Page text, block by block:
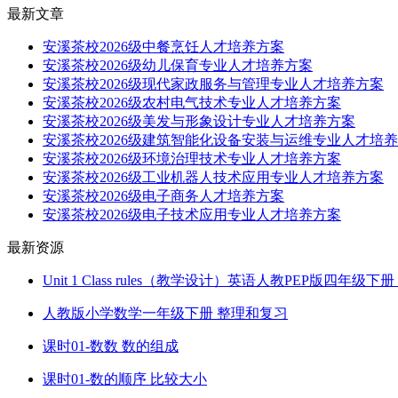
最新文章
安溪茶校2026级中餐烹饪人才培养方案
安溪茶校2026级幼儿保育专业人才培养方案
安溪茶校2026级现代家政服务与管理专业人才培养方案
安溪茶校2026级农村电气技术专业人才培养方案
安溪茶校2026级美发与形象设计专业人才培养方案
安溪茶校2026级建筑智能化设备安装与运维专业人才培
安溪茶校2026级环境治理技术专业人才培养方案
安溪茶校2026级工业机器人技术应用专业人才培养方案
安溪茶校2026级电子商务人才培养方案
安溪茶校2026级电子技术应用专业人才培养方案
最新资源
Unit 1 Class rules（教学设计）英语人教PEP版四年级下册
人教版小学数学一年级下册 整理和复习
课时01-数数 数的组成
课时01-数的顺序 比较大小